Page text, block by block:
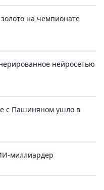
на чемпионате
нейросетью
с Пашиняном ушло в
миллиардер